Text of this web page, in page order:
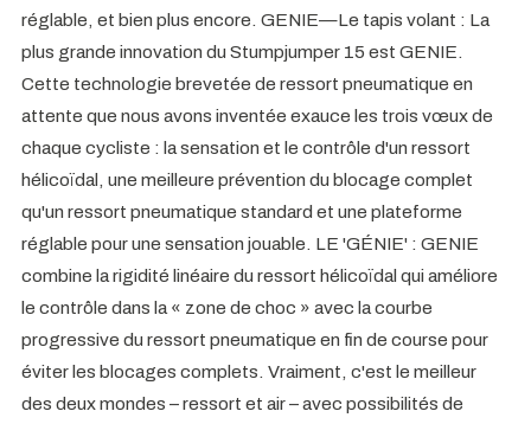
réglable, et bien plus encore. GENIE—Le tapis volant : La
plus grande innovation du Stumpjumper 15 est GENIE.
Cette technologie brevetée de ressort pneumatique en
attente que nous avons inventée exauce les trois vœux de
chaque cycliste : la sensation et le contrôle d'un ressort
hélicoïdal, une meilleure prévention du blocage complet
qu'un ressort pneumatique standard et une plateforme
réglable pour une sensation jouable. LE 'GÉNIE' : GENIE
combine la rigidité linéaire du ressort hélicoïdal qui améliore
le contrôle dans la « zone de choc » avec la courbe
progressive du ressort pneumatique en fin de course pour
éviter les blocages complets. Vraiment, c'est le meilleur
des deux mondes – ressort et air – avec possibilités de